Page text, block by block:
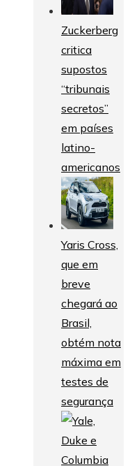
Zuckerberg
critica
supostos
“tribunais
secretos”
em países
latino-
americanos
Yaris Cross,
que em
breve
chegará ao
Brasil,
obtém nota
máxima em
testes de
segurança